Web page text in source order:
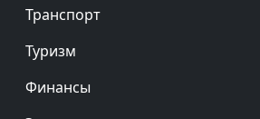
Транспорт
Туризм
Финансы